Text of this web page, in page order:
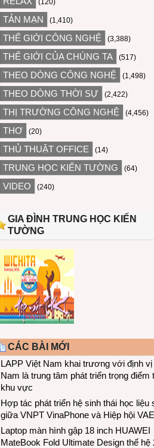
(120)
TẢN MẠN (1,410)
THẾ GIỚI CÔNG NGHỆ (3,388)
THẾ GIỚI CỦA CHÚNG TA (517)
THEO DÒNG CÔNG NGHỆ (1,498)
THEO DÒNG THỜI SỰ (2,422)
THỊ TRƯỜNG CÔNG NGHỆ (4,456)
THƠ (20)
THỦ THUẬT OFFICE (14)
TRUNG HỌC KIẾN TƯỜNG (64)
VIDEO (240)
GIA ĐÌNH TRUNG HỌC KIẾN
TƯỜNG
CÁC BÀI MỚI
LAPP Việt Nam khai trương với định vị
Nam là trung tâm phát triển trọng điểm
khu vực
Hợp tác phát triển hệ sinh thái học liệu
giữa VNPT VinaPhone và Hiệp hội
Laptop màn hình gập 18 inch HUAWEI
MateBook Fold Ultimate Design thế hệ